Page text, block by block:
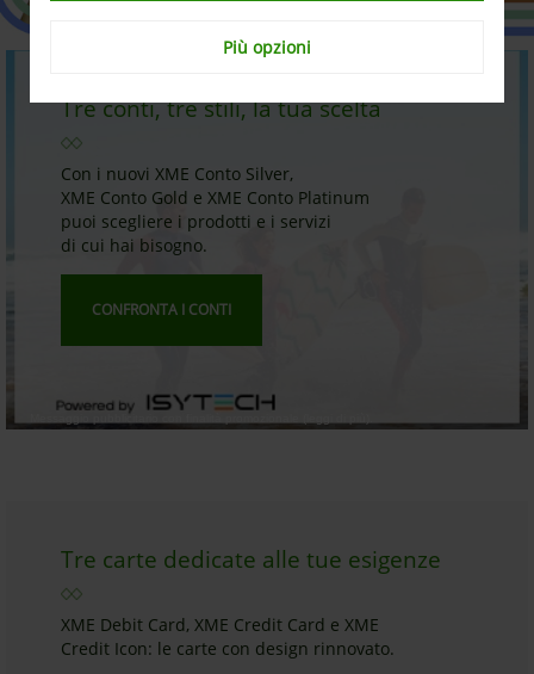
Più opzioni
Tre conti, tre stili, la tua scelta
Con i nuovi XME Conto Silver,
XME Conto Gold e XME Conto Platinum
puoi scegliere i prodotti e i servizi
di cui hai bisogno.
CONFRONTA I CONTI
Tre carte dedicate alle tue esigenze
XME Debit Card, XME Credit Card e XME
Credit Icon: le carte con design rinnovato.